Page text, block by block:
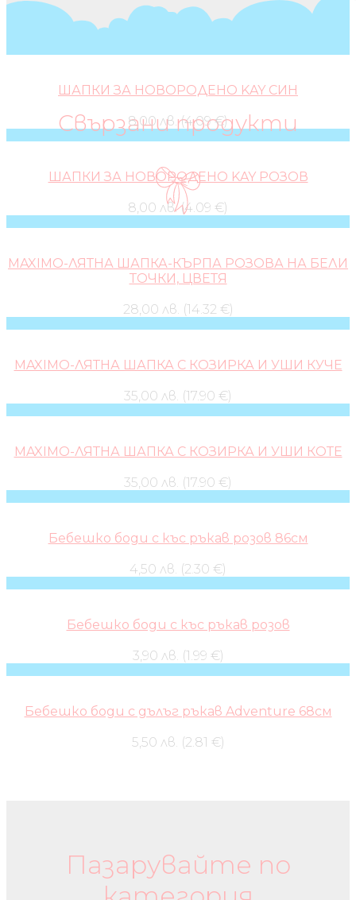
Свързани продукти
ШАПКИ ЗА НОВОРОДЕНО KAY СИН
8,00 лв. (4.09 €)
ШАПКИ ЗА НОВОРОДЕНО KAY РОЗОВ
8,00 лв. (4.09 €)
MAXIMO-ЛЯТНА ШАПКА-КЪРПА РОЗОВА НА БЕЛИ
ТОЧКИ, ЦВЕТЯ
28,00 лв. (14.32 €)
MAXIMO-ЛЯТНА ШАПКА С КОЗИРКА И УШИ КУЧЕ
35,00 лв. (17.90 €)
MAXIMO-ЛЯТНА ШАПКА С КОЗИРКА И УШИ КОТЕ
35,00 лв. (17.90 €)
Бебешко боди с къс ръкав розов 86см
4,50 лв. (2.30 €)
Бебешко боди с къс ръкав розов
3,90 лв. (1.99 €)
Бебешко боди с дълъг ръкав Adventure 68см
5,50 лв. (2.81 €)
Пазарувайте по